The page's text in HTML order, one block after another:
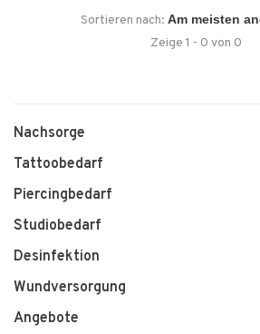
Sortieren nach:
Zeige 1 - 0 von 0
Nachsorge
Tattoobedarf
Piercingbedarf
Studiobedarf
Desinfektion
Wundversorgung
Angebote